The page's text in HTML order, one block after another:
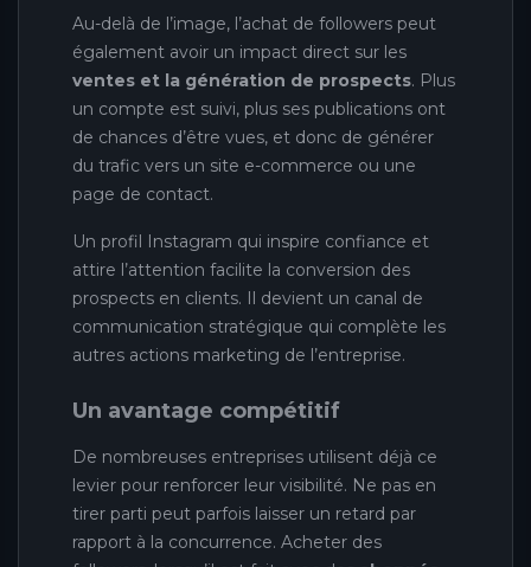
Au-delà de l’image, l’achat de followers peut
également avoir un impact direct sur les
ventes et la génération de prospects. Plus
un compte est suivi, plus ses publications ont
de chances d’être vues, et donc de générer
du trafic vers un site e-commerce ou une
page de contact.
Un profil Instagram qui inspire confiance et
attire l’attention facilite la conversion des
prospects en clients. Il devient un canal de
communication stratégique qui complète les
autres actions marketing de l’entreprise.
Un avantage compétitif
De nombreuses entreprises utilisent déjà ce
levier pour renforcer leur visibilité. Ne pas en
tirer parti peut parfois laisser un retard par
rapport à la concurrence. Acheter des